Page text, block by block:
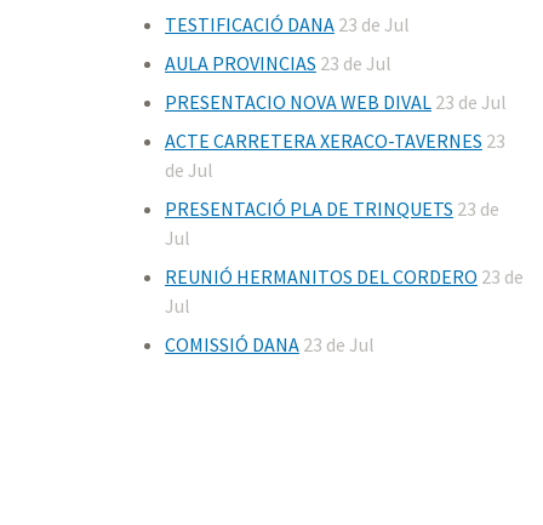
TESTIFICACIÓ DANA 23 de Jul
AULA PROVINCIAS 23 de Jul
PRESENTACIO NOVA WEB DIVAL 23 de Jul
ACTE CARRETERA XERACO-TAVERNES 23
de Jul
PRESENTACIÓ PLA DE TRINQUETS 23 de
Jul
REUNIÓ HERMANITOS DEL CORDERO 23 de
Jul
COMISSIÓ DANA 23 de Jul